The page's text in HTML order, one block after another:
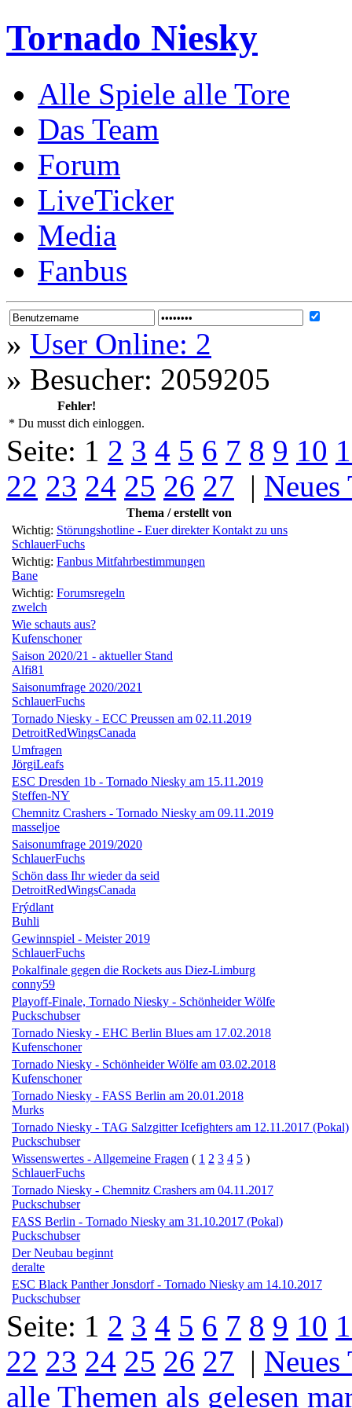
Tornado Niesky
Alle Spiele alle Tore
Das Team
Forum
LiveTicker
Media
Fanbus
» User Online: 2
» Besucher: 2059205
Fehler!
* Du musst dich einloggen.
Seite: 1 2 3 4 5 6 7 8 9 10
22 23 24 25 26 27 | Neues
Thema / erstellt von
Wichtig: Störungshotline - Euer direkter Kontakt zu uns
SchlauerFuchs
Wichtig: Fanbus Mitfahrbestimmungen
Bane
Wichtig: Forumsregeln
zwelch
Wie schauts aus?
Kufenschoner
Saison 2020/21 - aktueller Stand
Alfi81
Saisonumfrage 2020/2021
SchlauerFuchs
Tornado Niesky - ECC Preussen am 02.11.2019
DetroitRedWingsCanada
Umfragen
JörgiLeafs
ESC Dresden 1b - Tornado Niesky am 15.11.2019
Steffen-NY
Chemnitz Crashers - Tornado Niesky am 09.11.2019
masseljoe
Saisonumfrage 2019/2020
SchlauerFuchs
Schön dass Ihr wieder da seid
DetroitRedWingsCanada
Frýdlant
Buhli
Gewinnspiel - Meister 2019
SchlauerFuchs
Pokalfinale gegen die Rockets aus Diez-Limburg
conny59
Playoff-Finale, Tornado Niesky - Schönheider Wölfe
Puckschubser
Tornado Niesky - EHC Berlin Blues am 17.02.2018
Kufenschoner
Tornado Niesky - Schönheider Wölfe am 03.02.2018
Kufenschoner
Tornado Niesky - FASS Berlin am 20.01.2018
Murks
Tornado Niesky - TAG Salzgitter Icefighters am 12.11.2017 (Pokal)
Puckschubser
Wissenswertes - Allgemeine Fragen ( 1 2 3 4 5 )
SchlauerFuchs
Tornado Niesky - Chemnitz Crashers am 04.11.2017
Puckschubser
FASS Berlin - Tornado Niesky am 31.10.2017 (Pokal)
Puckschubser
Der Neubau beginnt
deralte
ESC Black Panther Jonsdorf - Tornado Niesky am 14.10.2017
Puckschubser
Seite: 1 2 3 4 5 6 7 8 9 10
22 23 24 25 26 27 | Neues
alle Themen als gelesen